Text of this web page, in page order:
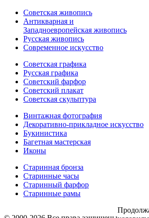
Советская живопись
Антикварная и
Западноевропейская живопись
Русская живопись
Современное искусство
Советская графика
Русская графика
Советский фарфор
Советский плакат
Советская скульптура
Винтажная фотография
Декоративно-прикладное искусство
Букинистика
Багетная мастерская
Иконы
Старинная бронза
Старинные часы
Старинный фарфор
Старинные рамы